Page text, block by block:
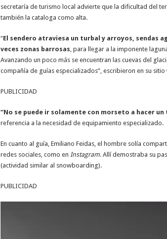
secretaría de turismo local advierte que la dificultad del
también la cataloga como alta.
“El sendero atraviesa un turbal y arroyos, sendas
veces zonas barrosas , para llegar a la imponente
Avanzando un poco más se encuentran las cuevas del
compañía de guías especializados”, escribieron en su sitio
PUBLICIDAD
“No se puede ir solamente con morseto a hacer
referencia a la necesidad de equipamiento especializado.
En cuanto al guía, Emiliano Feidas, el hombre solía
redes sociales, como en Instagram. Allí demostraba su
(actividad similar al snowboarding).
PUBLICIDAD